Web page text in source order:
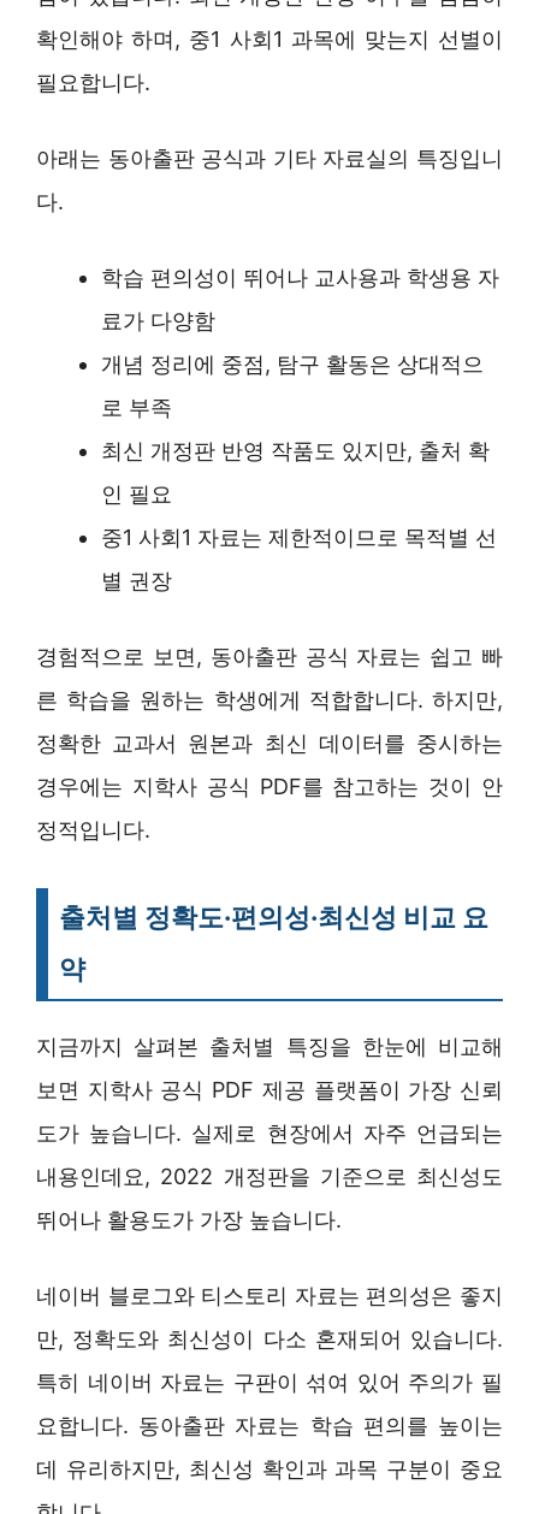
확인해야 하며, 중1 사회1 과목에 맞는지 선별이
필요합니다.
아래는 동아출판 공식과 기타 자료실의 특징입니
다.
학습 편의성이 뛰어나 교사용과 학생용 자
료가 다양함
개념 정리에 중점, 탐구 활동은 상대적으
로 부족
최신 개정판 반영 작품도 있지만, 출처 확
인 필요
중1 사회1 자료는 제한적이므로 목적별 선
별 권장
경험적으로 보면, 동아출판 공식 자료는 쉽고 빠
른 학습을 원하는 학생에게 적합합니다. 하지만,
정확한 교과서 원본과 최신 데이터를 중시하는
경우에는 지학사 공식 PDF를 참고하는 것이 안
정적입니다.
출처별 정확도·편의성·최신성 비교 요
약
지금까지 살펴본 출처별 특징을 한눈에 비교해
보면 지학사 공식 PDF 제공 플랫폼이 가장 신뢰
도가 높습니다. 실제로 현장에서 자주 언급되는
내용인데요, 2022 개정판을 기준으로 최신성도
뛰어나 활용도가 가장 높습니다.
네이버 블로그와 티스토리 자료는 편의성은 좋지
만, 정확도와 최신성이 다소 혼재되어 있습니다.
특히 네이버 자료는 구판이 섞여 있어 주의가 필
요합니다. 동아출판 자료는 학습 편의를 높이는
데 유리하지만, 최신성 확인과 과목 구분이 중요